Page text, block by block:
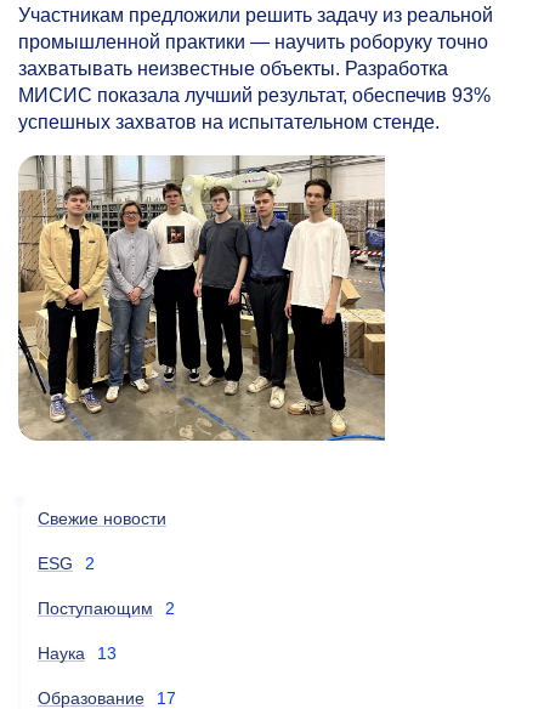
Участникам предложили решить задачу из реальной
промышленной практики — научить роборуку точно
захватывать неизвестные объекты. Разработка
МИСИС показала лучший результат, обеспечив 93%
успешных захватов на испытательном стенде.
Свежие новости
ESG 2
Поступающим 2
Наука 13
Образование 17